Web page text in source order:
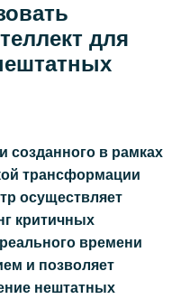
для
созданного в рамках
трансформации
осуществляет
критичных
времени
и позволяет
нештатных